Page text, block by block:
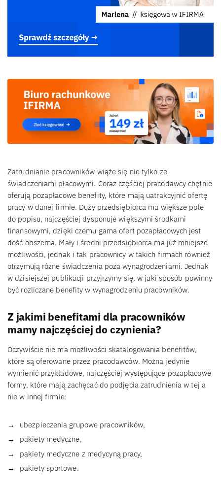
Zatrudnianie pracowników wiąże się nie tylko ze
świadczeniami płacowymi. Coraz częściej pracodawcy chętnie
oferują pozapłacowe benefity, które mają uatrakcyjnić ofertę
pracy w danej firmie. Duży przedsiębiorca ma większe pole
do popisu, najczęściej dysponuje większymi środkami
finansowymi, dzięki czemu gama ofert pozapłacowych jest
dość obszerna. Mały i średni przedsiębiorca ma już mniejsze
możliwości, jednak i tak pracownicy w takich firmach również
otrzymują różne świadczenia poza wynagrodzeniami. Jednak
w dzisiejszej publikacji przyjrzymy się, w jaki sposób powinny
być rozliczane benefity w wynagrodzeniu pracowników.
Z jakimi benefitami dla pracowników
mamy najczęściej do czynienia?
Oczywiście nie ma możliwości skatalogowania benefitów,
które są oferowane przez pracodawców. Można jedynie
wymienić przykładowe, najczęściej występujące pozapłacowe
formy, które mają zachęcać do podjęcia zatrudnienia w tej a
nie w innej firmie:
ubezpieczenia grupowe pracowników,
pakiety medyczne,
pakiety medyczne z medycyną pracy,
pakiety sportowe.